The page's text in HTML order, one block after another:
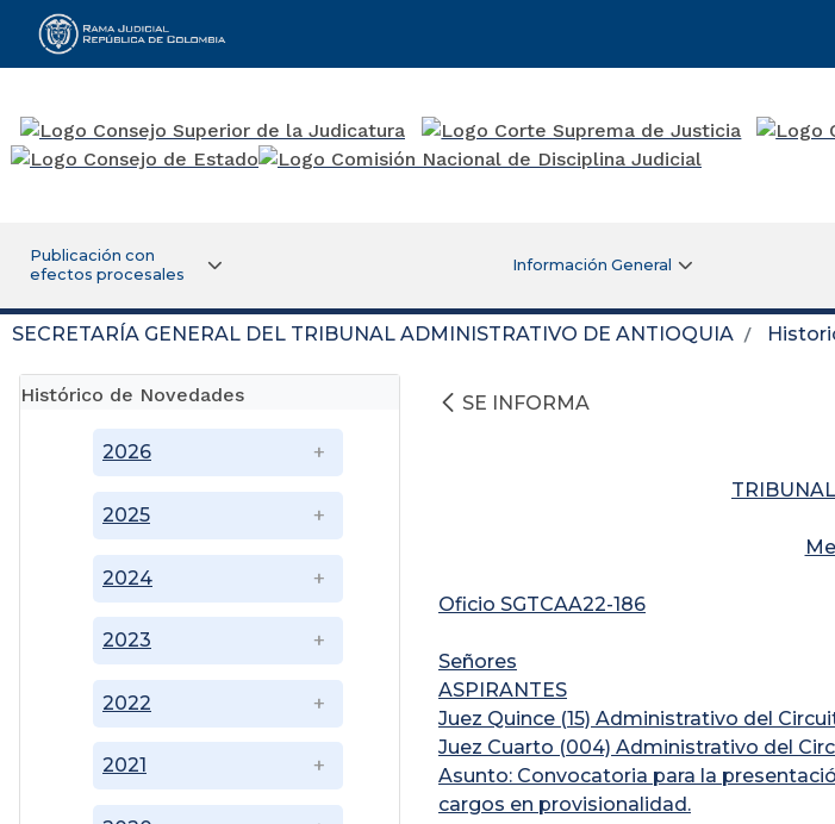
Rama Judicial
Publicación con
efectos procesales
Información General
SECRETARÍA GENERAL DEL TRIBUNAL ADMINISTRATIVO DE ANTIOQUIA
Histórico de Novedades
2021
2022
2023
2024
2025
2026
SE INFORMA
Oficio SGTCAA22-186
Señores
ASPIRANTES
Juez Quince (15) Administrativo del
Juez Cuarto (004) Administrativo del
Asunto: Convocatoria para la
cargos en provisionalidad.